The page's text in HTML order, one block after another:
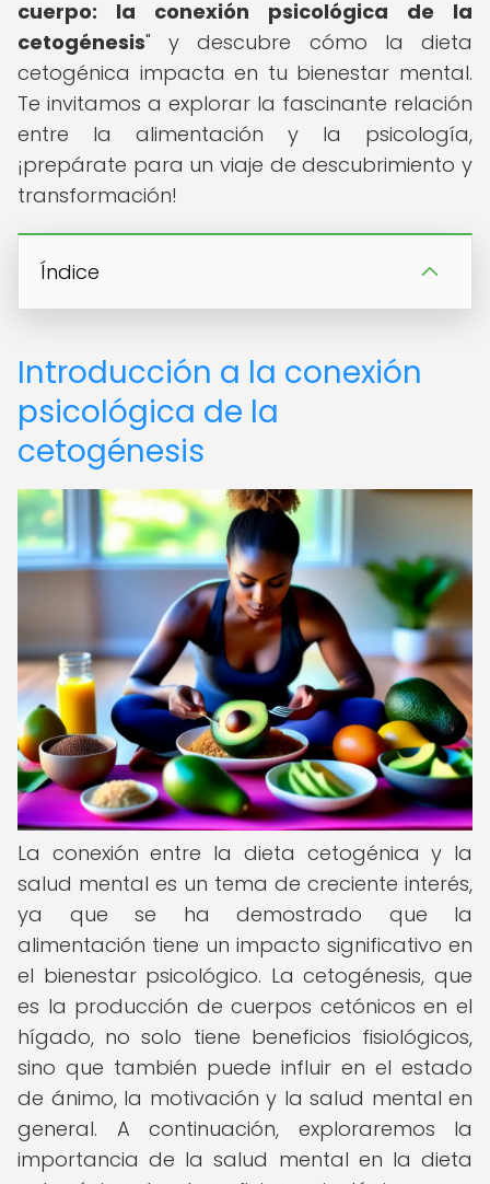
cuerpo: la conexión psicológica de la
cetogénesis" y descubre cómo la dieta
cetogénica impacta en tu bienestar mental.
Te invitamos a explorar la fascinante relación
entre la alimentación y la psicología,
¡prepárate para un viaje de descubrimiento y
transformación!
Índice
Introducción a la conexión
psicológica de la
cetogénesis
La conexión entre la dieta cetogénica y la
salud mental es un tema de creciente interés,
ya que se ha demostrado que la
alimentación tiene un impacto significativo en
el bienestar psicológico. La cetogénesis, que
es la producción de cuerpos cetónicos en el
hígado, no solo tiene beneficios fisiológicos,
sino que también puede influir en el estado
de ánimo, la motivación y la salud mental en
general. A continuación, exploraremos la
importancia de la salud mental en la dieta